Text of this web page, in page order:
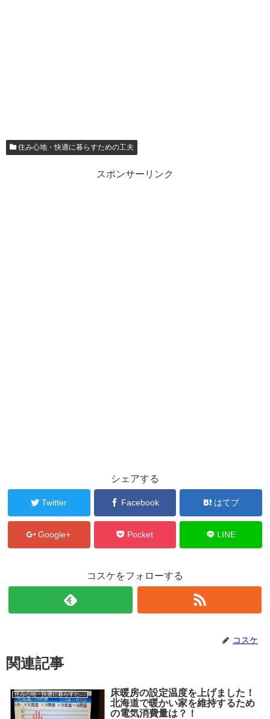
住み心地・快適に暮らすための工夫
スポンサーリンク
シェアする
Twitter Facebook はてブ
Google+ Pocket LINE
コスケをフォローする
コスケ
関連記事
住み心地・快適に暮らすための工夫
床暖房の設定温度を上げました！
北海道で暖かい家を維持するため
の電気消費量は？！